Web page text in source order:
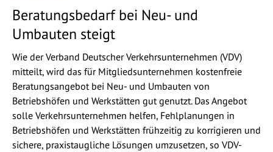
Beratungsbedarf bei Neu- und
Umbauten steigt
Wie der Verband Deutscher Verkehrsunternehmen (VDV)
mitteilt, wird das für Mitgliedsunternehmen kostenfreie
Beratungsangebot bei Neu- und Umbauten von
Betriebshöfen und Werkstätten gut genutzt. Das Angebot
solle Verkehrsunternehmen helfen, Fehlplanungen in
Betriebshöfen und Werkstätten frühzeitig zu korrigieren und
sichere, praxistaugliche Lösungen umzusetzen, so VDV-